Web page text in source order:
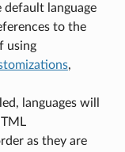
default language
to the
using
,
languages will
as they are